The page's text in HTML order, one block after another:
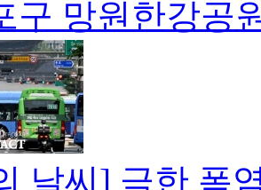
구 망원한강공
날씨] 극한 폭